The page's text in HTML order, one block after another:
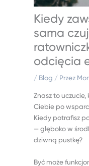
Kiedy
sama
odcięcia
/ Blog / Przez
Znasz to
Ciebie po
Kiedy potrafisz
— głęboko w
dziwną pustkę?
Być może